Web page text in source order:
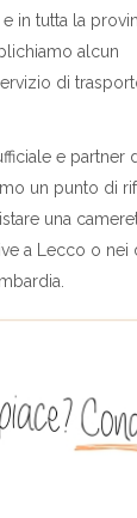
in tutta la
alcun
di
e partner
un punto di
una
a Lecco o nei